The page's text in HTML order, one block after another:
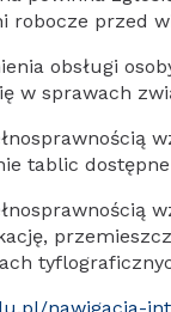
robocze przed
obsługi
w sprawach
tablic